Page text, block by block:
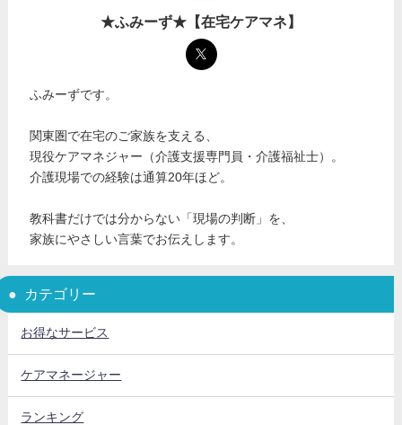
★ふみーず★【在宅ケアマネ】
ふみーずです。
関東圏で在宅のご家族を支える、
現役ケアマネジャー（介護支援専門員・介護福祉士）。
介護現場での経験は通算20年ほど。
教科書だけでは分からない「現場の判断」を、
家族にやさしい言葉でお伝えします。
カテゴリー
お得なサービス
ケアマネージャー
ランキング